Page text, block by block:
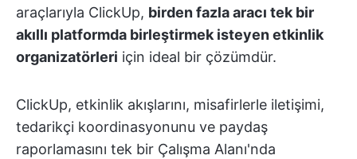
araçlarıyla ClickUp, birden fazla aracı tek bir
akıllı platformda birleştirmek isteyen etkinlik
organizatörleri için ideal bir çözümdür.
ClickUp, etkinlik akışlarını, misafirlerle iletişimi,
tedarikçi koordinasyonunu ve paydaş
raporlamasını tek bir Çalışma Alanı'nda